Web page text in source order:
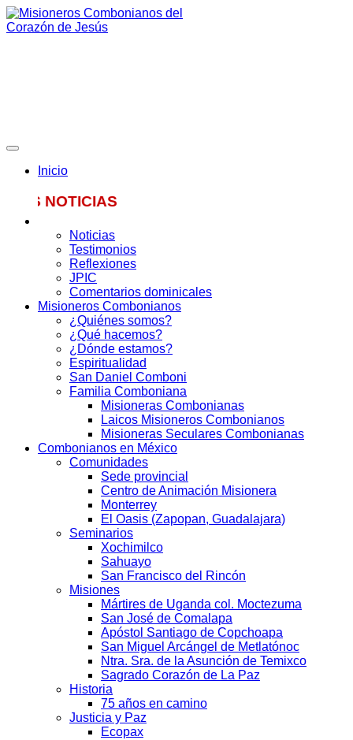
Skip
to
Inicio
Noticias
Testimonios
Reflexiones
JPIC
Comentarios dominicales
Misioneros Combonianos
¿Quiénes somos?
¿Qué hacemos?
¿Dónde estamos?
Espiritualidad
San Daniel Comboni
Familia Comboniana
Misioneras Combonianas
Laicos Misioneros Combonianos
Misioneras Seculares Combonianas
Combonianos en México
Comunidades
Sede provincial
Centro de Animación Misionera
Monterrey
El Oasis (Zapopan, Guadalajara)
Seminarios
Xochimilco
Sahuayo
San Francisco del Rincón
Misiones
Mártires de Uganda col. Moctezuma
San José de Comalapa
Apóstol Santiago de Copchoapa
San Miguel Arcángel de Metlatónoc
Ntra. Sra. de la Asunción de Temixco
Sagrado Corazón de La Paz
Historia
75 años en camino
Justicia y Paz
Ecopax